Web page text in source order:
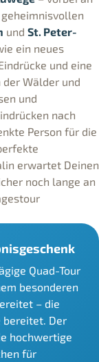
geheimnisvollen
und St. Peter-
ein neues
und eine
Wälder und
und
nach
Person für die
erwartet Deinen
noch lange an
Quad-Tour
besonderen
– die
Der
hochwertige
für